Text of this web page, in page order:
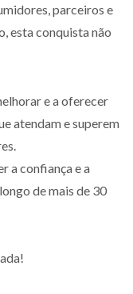
parceiros e
esta conquista não
e a oferecer
atendam e superem
a confiança e a
de mais de 30